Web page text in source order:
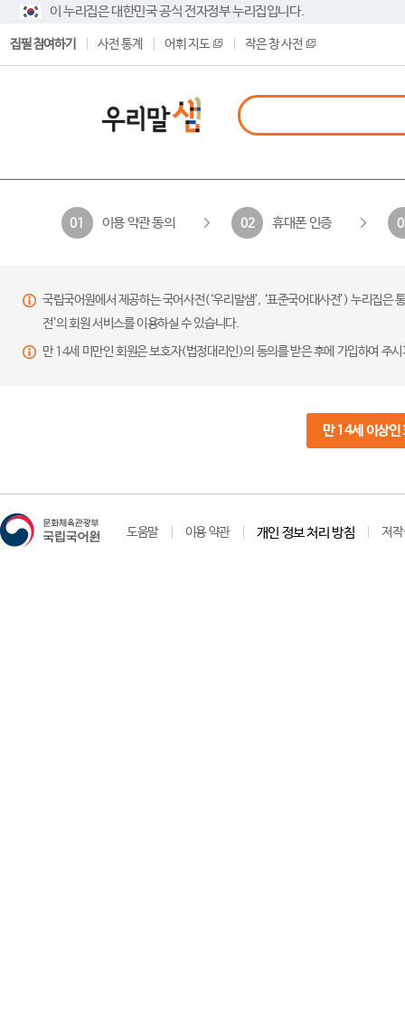
이 누리집은 대한민국 공식 전자정부 누리집입니다.
집필 참여하기 사전 통계 어휘 지도 작은 창 사전
01 이용 약관 동의 02 휴대폰 인증
국립국어원에서 제공하는 국어사전(‘우리말샘’, ‘표준국어대사전’) 누리집
전’의 회원 서비스를 이용하실 수 있습니다.
만 14세 미만인 회원은 보호자(법정대리인)의 동의를 받은 후에 가입하여 주
만 14세 이상인
도움말 이용 약관 개인 정보 처리 방침 저